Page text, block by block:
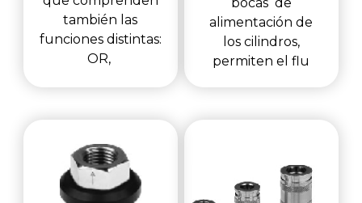
también las
funciones distintas:
OR,
bocas de
alimentación de
los cilindros,
permiten el flu